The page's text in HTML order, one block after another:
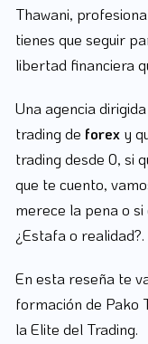
Thawani,
tienes que seguir
libertad financiera
Una agencia
trading de forex y
trading desde 0, si
que te cuento,
merece la pena o
¿Estafa o realidad?.
En esta reseña te
formación de Pako
la Elite del Trading.